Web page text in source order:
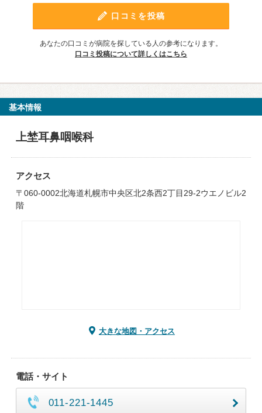
口コミを投稿
あなたの口コミが病院を探している人の参考になります。
口コミ投稿について詳しくはこちら
基本情報
上埜耳鼻咽喉科
アクセス
〒060-0002北海道札幌市中央区北2条西2丁目29-2ウエノビル2
階
大きな地図・アクセス
電話・サイト
011-221-1445